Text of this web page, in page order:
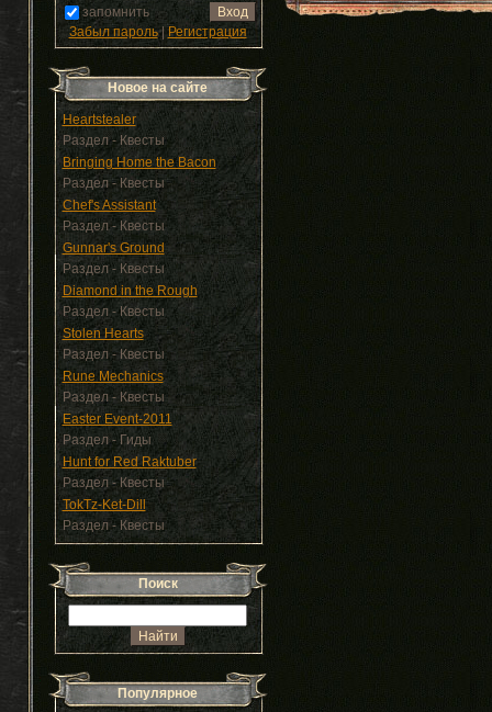
запомнить
Забыл пароль|Регистрация
Новое на сайте
Heartstealer
Раздел - Квесты
Bringing Home the Bacon
Раздел - Квесты
Chef's Assistant
Раздел - Квесты
Gunnar's Ground
Раздел - Квесты
Diamond in the Rough
Раздел - Квесты
Stolen Hearts
Раздел - Квесты
Rune Mechanics
Раздел - Квесты
Easter Event-2011
Раздел - Гиды
Hunt for Red Raktuber
Раздел - Квесты
TokTz-Ket-Dill
Раздел - Квесты
Поиск
Популярное